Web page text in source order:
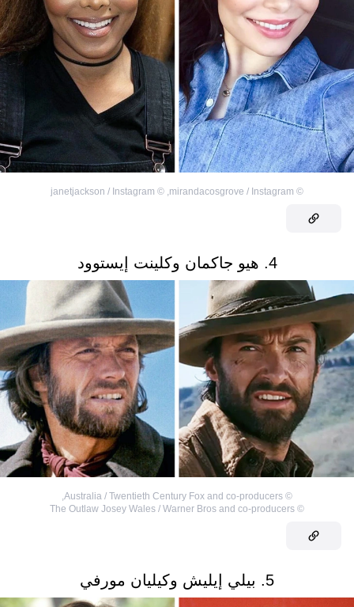
©
mirandacosgrove / Instagram
,
©
janetjackson / Instagram
4. هيو جاكمان وكلينت إيستوود
©
Australia / Twentieth Century Fox and co-producers
,
©
The Outlaw Josey Wales / Warner Bros and co-producers
5. بيلي إيليش وكيليان مورفي